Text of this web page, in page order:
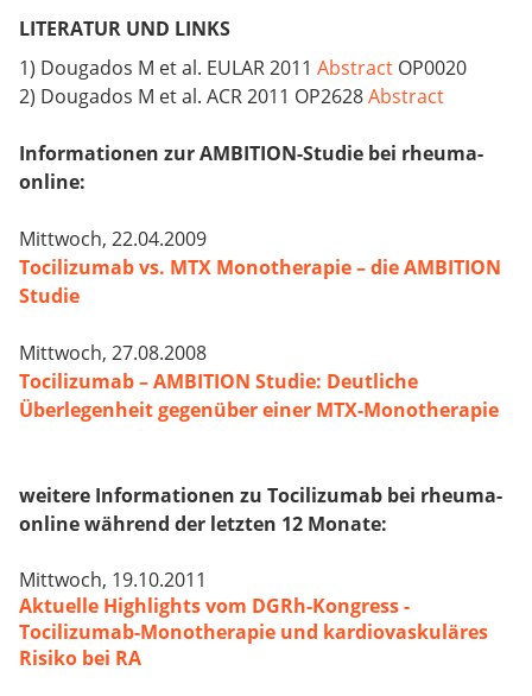
LITERATUR UND LINKS
1) Dougados M et al. EULAR 2011 Abstract OP0020
2) Dougados M et al. ACR 2011 OP2628Abstract
Informationen zur AMBITION-Studie bei rheuma-
online:
Mittwoch, 22.04.2009
Tocilizumab vs. MTX Monotherapie – die AMBITION
Studie
Mittwoch, 27.08.2008
Tocilizumab – AMBITION Studie: Deutliche
Überlegenheit gegenüber einer MTX-Monotherapie
weitere Informationen zu Tocilizumab bei rheuma-
online während der letzten 12 Monate:
Mittwoch, 19.10.2011
Aktuelle Highlights vom DGRh-Kongress -
Tocilizumab-Monotherapie und kardiovaskuläres
Risiko bei RA